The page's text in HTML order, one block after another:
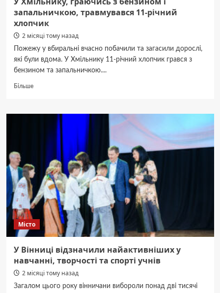
запальничкою, травмувався 11-річний
хлопчик
2 місяці тому назад
Пожежу у вбиральні вчасно побачили та загасили дорослі,
які були вдома. У Хмільнику 11-річний хлопчик грався з
бензином та запальничкою....
БільшеДокладніше
Хмільнику,
граючись
запальничкою,
травмувався
11-
річний
хлопчик
Місто
У Вінниці відзначили найактивніших у
навчанні, творчості та спорті учнів
2 місяці тому назад
Загалом цього року вінничани вибороли понад дві тисячі